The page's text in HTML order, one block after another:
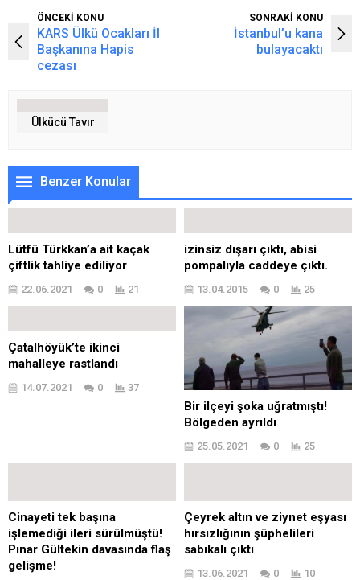
ÖNCEKİ KONU
KARS Ülkü Ocakları İl
Başkanına Hapis
cezası
SONRAKİ KONU
İstanbul’u kana
bulayacaktı
Ülkücü Tavır
Benzer Konular
Lütfü Türkkan’a ait kaçak
çiftlik tahliye ediliyor
22.06.2021 0 21
izinsiz dışarı çıktı, abisi
pompalıyla caddeye çıktı.
13.04.2015 0 25
Çatalhöyük’te ikinci
mahalleye rastlandı
14.07.2021 0 37
Bir ilçeyi şoka uğratmıştı!
Bölgeden ayrıldı
25.05.2021 0 25
Cinayeti tek başına
işlemediği ileri sürülmüştü!
Pınar Gültekin davasında flaş
gelişme!
Çeyrek altın ve ziynet eşyası
hırsızlığının şüphelileri
sabıkalı çıktı
13.06.2021 0 10